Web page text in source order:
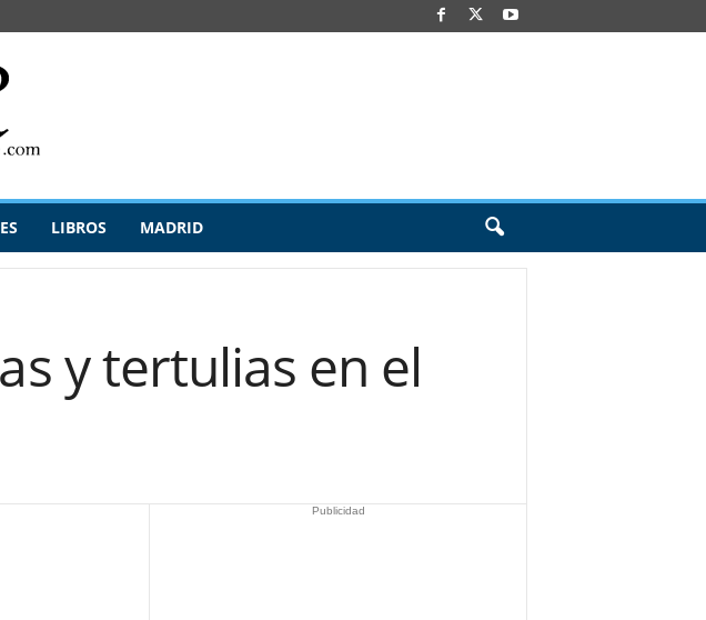
LIBROS MADRID
y tertulias en el
Publicidad